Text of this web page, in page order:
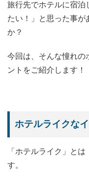
旅行先でホテルに宿泊
たい！」と思った事が
か？
今回は、そんな憧れの
ントをご紹介します！
ホテルライクな
「ホテルライク」と
す。